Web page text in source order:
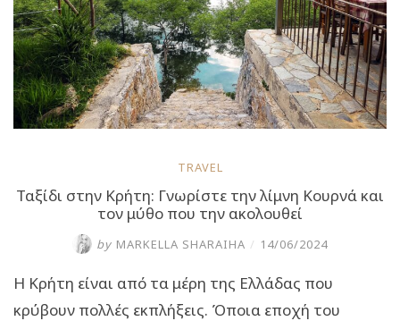
TRAVEL
Ταξίδι στην Κρήτη: Γνωρίστε την λίμνη Κουρνά και
τον μύθο που την ακολουθεί
by MARKELLA SHARAIHA / 14/06/2024
Η Κρήτη είναι από τα μέρη της Ελλάδας που
κρύβουν πολλές εκπλήξεις. Όποια εποχή του